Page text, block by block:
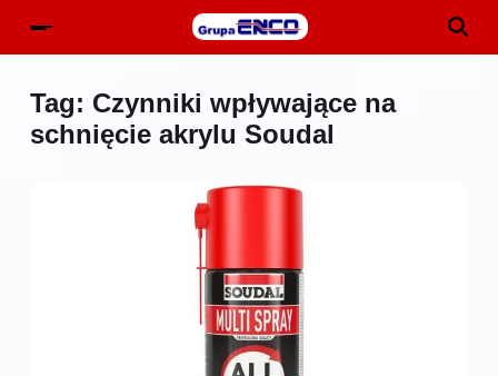
Tag: Czynniki wpływające na
schnięcie akrylu Soudal